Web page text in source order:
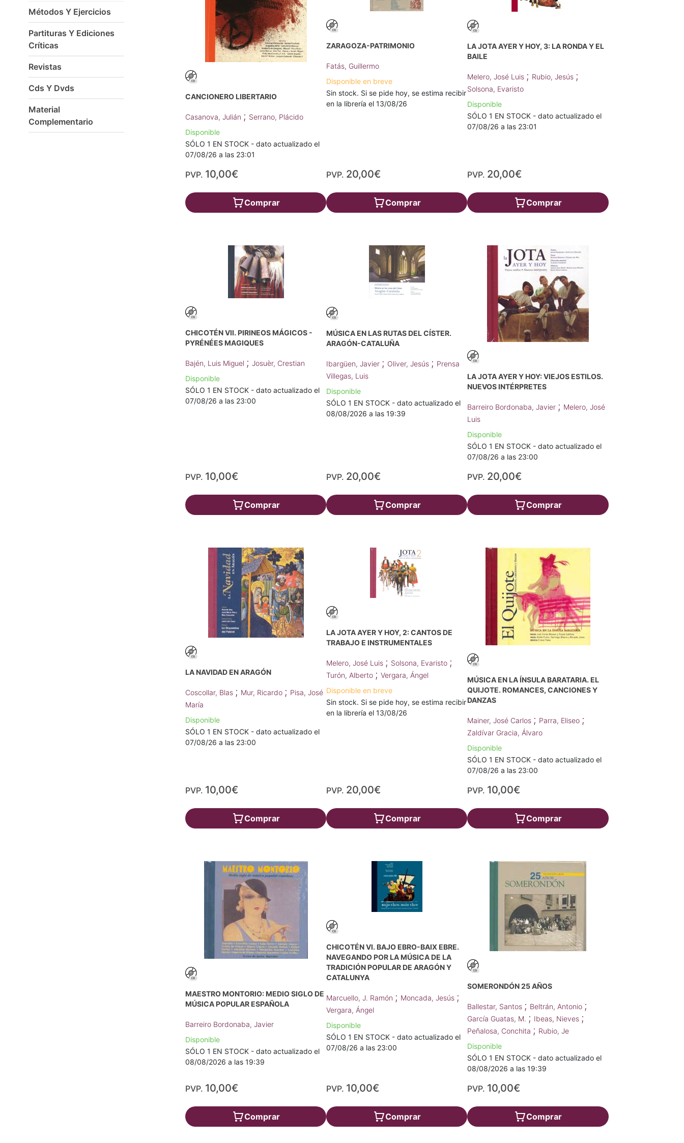
Métodos Y Ejercicios
Partituras Y Ediciones
Críticas
Revistas
Cds Y Dvds
Material
Complementario
CANCIONERO LIBERTARIO
Casanova, Julián ; Serrano, Plácido
Disponible
SÓLO 1 EN STOCK - dato actualizado el
07/08/26 a las 23:01
PVP. 10,00€
Comprar
ZARAGOZA-PATRIMONIO
Fatás, Guillermo
Disponible en breve
Sin stock. Si se pide hoy, se estima recibir
en la librería el 13/08/26
PVP. 20,00€
Comprar
LA JOTA AYER Y HOY, 3: LA RONDA Y EL
BAILE
Melero, José Luis ; Rubio, Jesús ;
Solsona, Evaristo
Disponible
SÓLO 1 EN STOCK - dato actualizado el
07/08/26 a las 23:01
PVP. 20,00€
Comprar
CHICOTÉN VII. PIRINEOS MÁGICOS -
PYRÉNÉES MAGIQUES
Bajén, Luis Miguel ; Josuèr, Crestian
Disponible
SÓLO 1 EN STOCK - dato actualizado el
07/08/26 a las 23:00
PVP. 10,00€
Comprar
MÚSICA EN LAS RUTAS DEL CÍSTER.
ARAGÓN-CATALUÑA
Ibargüen, Javier ; Oliver, Jesús ; Prensa
Villegas, Luis
Disponible
SÓLO 1 EN STOCK - dato actualizado el
08/08/2026 a las 19:39
PVP. 20,00€
Comprar
LA JOTA AYER Y HOY: VIEJOS ESTILOS.
NUEVOS INTÉRPRETES
Barreiro Bordonaba, Javier ; Melero, José
Luis
Disponible
SÓLO 1 EN STOCK - dato actualizado el
07/08/26 a las 23:00
PVP. 20,00€
Comprar
LA NAVIDAD EN ARAGÓN
Coscollar, Blas ; Mur, Ricardo ; Pisa, José
María
Disponible
SÓLO 1 EN STOCK - dato actualizado el
07/08/26 a las 23:00
PVP. 10,00€
Comprar
LA JOTA AYER Y HOY, 2: CANTOS DE
TRABAJO E INSTRUMENTALES
Melero, José Luis ; Solsona, Evaristo ;
Turón, Alberto ;Vergara, Ángel
Disponible en breve
Sin stock. Si se pide hoy, se estima recibir
en la librería el 13/08/26
PVP. 20,00€
Comprar
MÚSICA EN LA ÍNSULA BARATARIA. EL
QUIJOTE. ROMANCES, CANCIONES Y
DANZAS
Mainer, José Carlos ; Parra, Eliseo ;
Zaldívar Gracia, Álvaro
Disponible
SÓLO 1 EN STOCK - dato actualizado el
07/08/26 a las 23:00
PVP. 10,00€
Comprar
MAESTRO MONTORIO: MEDIO SIGLO DE
MÚSICA POPULAR ESPAÑOLA
Barreiro Bordonaba, Javier
Disponible
SÓLO 1 EN STOCK - dato actualizado el
08/08/2026 a las 19:39
PVP. 10,00€
Comprar
CHICOTÉN VI. BAJO EBRO-BAIX EBRE.
NAVEGANDO POR LA MÚSICA DE LA
TRADICIÓN POPULAR DE ARAGÓN Y
CATALUNYA
Marcuello, J. Ramón ; Moncada, Jesús ;
Vergara, Ángel
Disponible
SÓLO 1 EN STOCK - dato actualizado el
07/08/26 a las 23:00
PVP. 10,00€
Comprar
SOMERONDÓN 25 AÑOS
Ballestar, Santos ; Beltrán, Antonio ;
García Guatas, M. ; Ibeas, Nieves ;
Peñalosa, Conchita ; Rubio, Je
Disponible
SÓLO 1 EN STOCK - dato actualizado el
08/08/2026 a las 19:39
PVP. 10,00€
Comprar